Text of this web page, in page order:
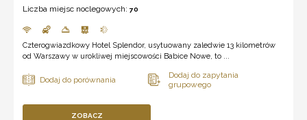
Liczba miejsc noclegowych: 70
Czterogwiazdkowy Hotel Splendor, usytuowany zaledwie 13 kilometrów
od Warszawy w urokliwej miejscowości Babice Nowe, to ...
ZOBACZ